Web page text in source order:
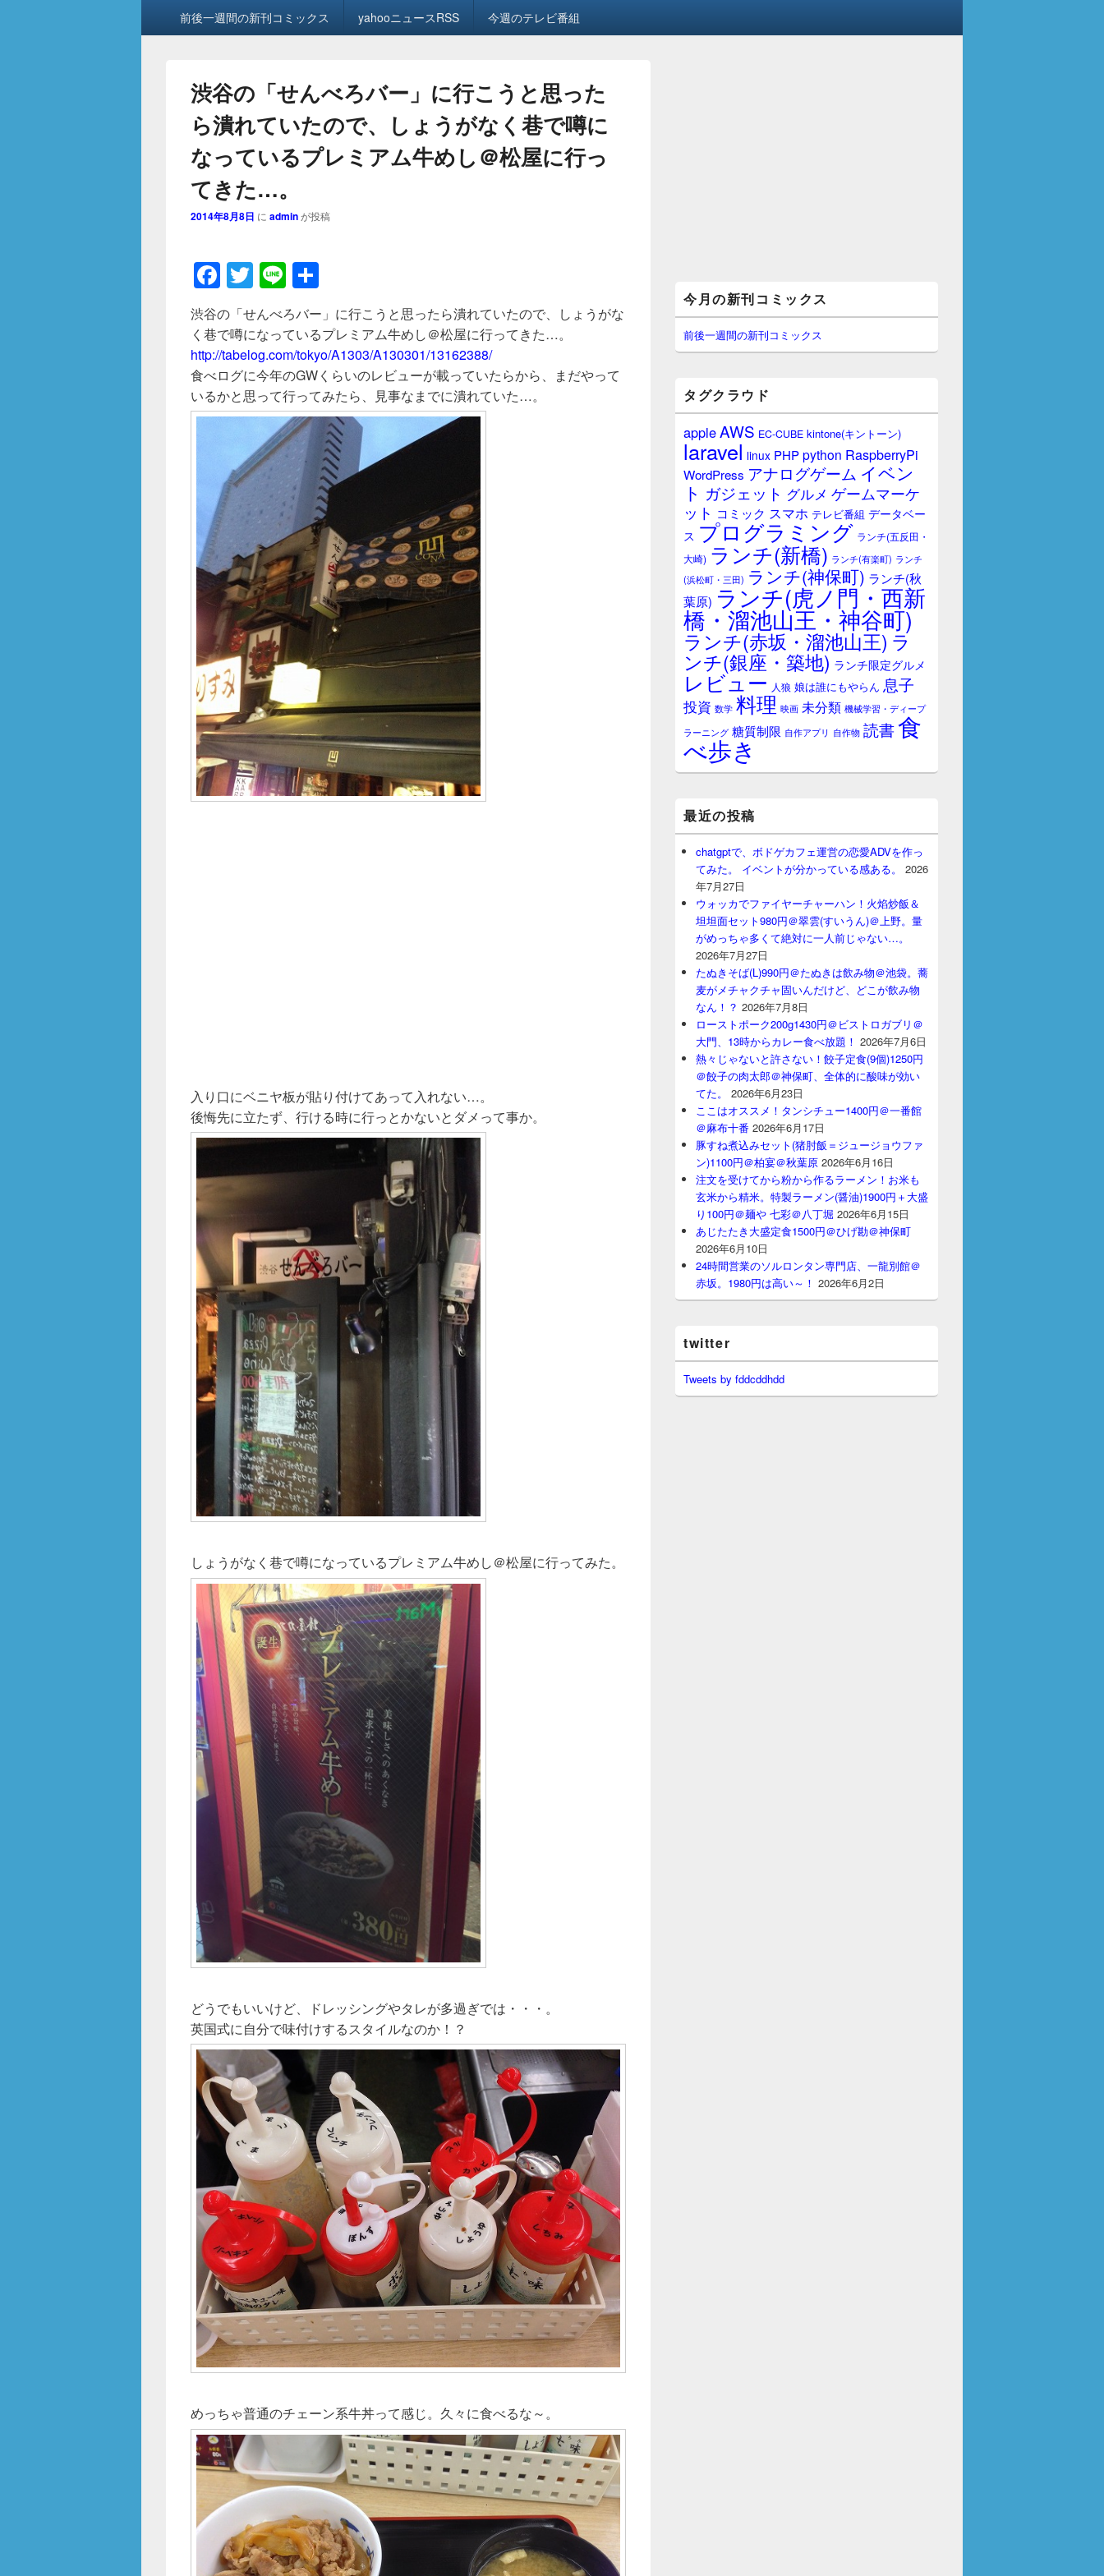
前後一週間の新刊コミックス yahooニュースRSS 今週のテレビ番組
渋谷の「せんべろバー」に行こうと思った
ら潰れていたので、しょうがなく巷で噂に
なっているプレミアム牛めし＠松屋に行っ
てきた…。
2014年8月8日 に adminが投稿
F
a
c
e
b
o
k
T
wi
tt
er
Li
n
e
有
渋谷の「せんべろバー」に行こうと思ったら潰れていたので、しょうがな
く巷で噂になっているプレミアム牛めし＠松屋に行ってきた…。
http://tabelog.com/tokyo/A1303/A130301/13162388/
食べログに今年のGWくらいのレビューが載っていたらから、まだやって
いるかと思って行ってみたら、見事なまでに潰れていた…。
入り口にベニヤ板が貼り付けてあって入れない…。
後悔先に立たず、行ける時に行っとかないとダメって事か。
しょうがなく巷で噂になっているプレミアム牛めし＠松屋に行ってみた。
どうでもいいけど、ドレッシングやタレが多過ぎでは・・・。
英国式に自分で味付けするスタイルなのか！？
めっちゃ普通のチェーン系牛丼って感じ。久々に食べるな～。
イ
ン
サ
イ
ー
ジ
ッ
ト
今月の新刊コミックス
前後一週間の新刊コミックス
タグクラウド
appleAWS EC-CUBE kintone(キントーン)
laravel linux PHPpython RaspberryPi
WordPress アナログゲーム イベン
ト ガジェット グルメ ゲームマーケ
ット コミック スマホ テレビ番組 データベー
ス プログラミング ランチ(五反田・
大崎) ランチ(新橋) ランチ(有楽町) ランチ
(浜松町・三田) ランチ(神保町) ランチ(秋
葉原) ランチ(虎ノ門・西新
橋・溜池山王・神谷町)
ランチ(赤坂・溜池山王) ラ
ンチ(銀座・築地) ランチ限定グルメ
レビュー 人狼 娘は誰にもやらん 息子
投資 数学 料理 映画 未分類 機械学習・ディープ
ラーニング 糖質制限 自作アプリ 自作物 読書食
べ歩き
最近の投稿
chatgptで、ボドゲカフェ運営の恋愛ADVを作っ
てみた。 イベントが分かっている感ある。
2026
年7月27日
ウォッカでファイヤーチャーハン！火焰炒飯＆
坦坦面セット980円＠翠雲(すいうん)＠上野。量
がめっちゃ多くて絶対に一人前じゃない…。
2026年7月27日
たぬきそば(L)990円＠たぬきは飲み物＠池袋。蕎
麦がメチャクチャ固いんだけど、どこが飲み物
なん！？ 2026年7月8日
ローストポーク200g1430円＠ビストロガブリ＠
大門、13時からカレー食べ放題！ 2026年7月6日
熱々じゃないと許さない！餃子定食(9個)1250円
＠餃子の肉太郎＠神保町、全体的に酸味が効い
てた。
2026年6月23日
ここはオススメ！タンシチュー1400円＠一番館
＠麻布十番 2026年6月17日
豚すね煮込みセット(猪肘飯＝ジュージョウファ
ン)1100円＠柏宴＠秋葉原 2026年6月16日
注文を受けてから粉から作るラーメン！お米も
玄米から精米。特製ラーメン(醤油)1900円＋大盛
り100円＠麺や 七彩＠八丁堀 2026年6月15日
あじたたき大盛定食1500円＠ひげ勘＠神保町
2026年6月10日
24時間営業のソルロンタン専門店、一龍別館＠
赤坂。1980円は高い～！ 2026年6月2日
twitter
Tweets by fddcddhdd